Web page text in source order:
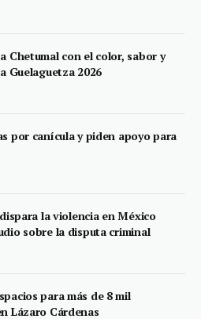
Chetumal con el color, sabor y
Guelaguetza 2026
por canícula y piden apoyo para
la violencia en México
sobre la disputa criminal
para más de 8 mil
Lázaro Cárdenas